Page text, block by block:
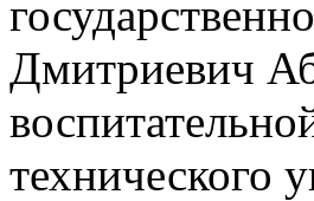
Дмитриевич
технического